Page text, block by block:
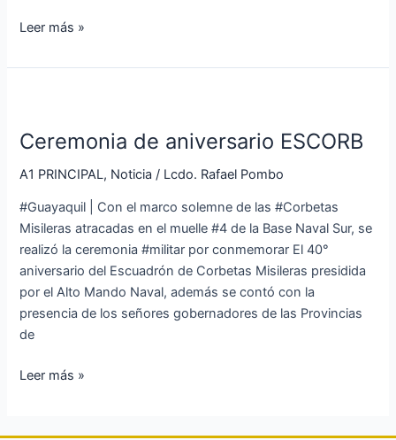
Leer más »
Ceremonia de aniversario ESCORB
A1 PRINCIPAL, Noticia / Lcdo. Rafael Pombo
#Guayaquil | Con el marco solemne de las #Corbetas
Misileras atracadas en el muelle #4 de la Base Naval Sur, se
realizó la ceremonia #militar por conmemorar El 40°
aniversario del Escuadrón de Corbetas Misileras presidida
por el Alto Mando Naval, además se contó con la
presencia de los señores gobernadores de las Provincias
de
aniversario
Leer más »